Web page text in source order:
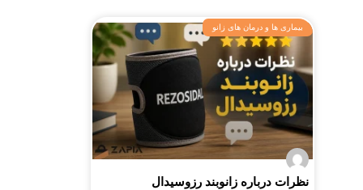
بیماری ها و درمان های زانو
نظرات درباره زانوبند رزوسیدال